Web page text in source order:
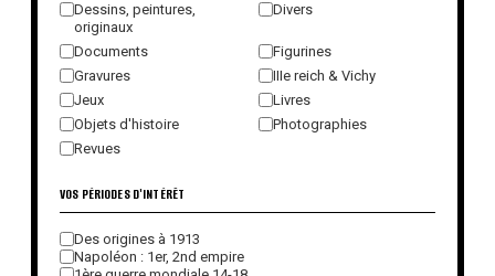
Dessins, peintures,
originaux
Divers
Documents
Figurines
Gravures
IIIe reich & Vichy
Jeux
Livres
Objets d'histoire
Photographies
Revues
VOS PÉRIODES D'INTÉRÊT
Des origines à 1913
Napoléon : 1er, 2nd empire